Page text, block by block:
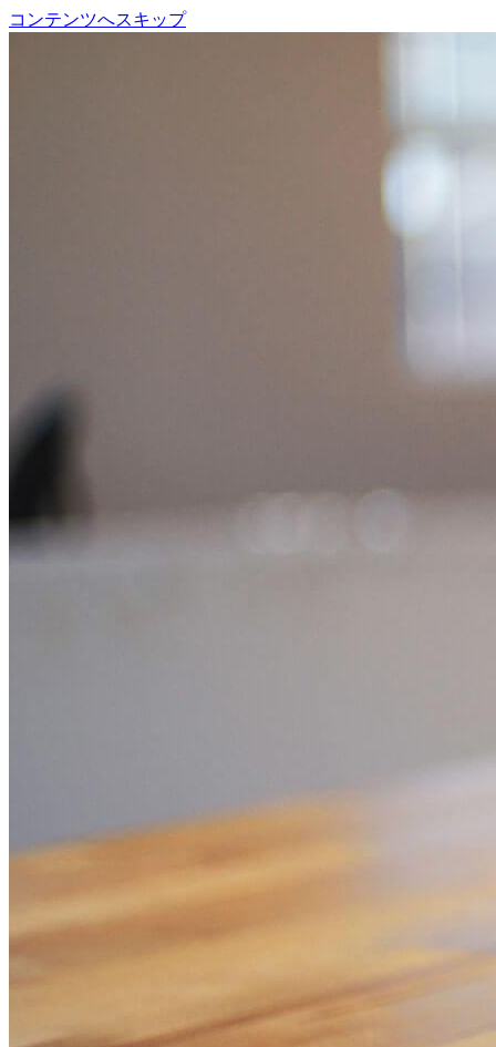
コンテンツへスキップ